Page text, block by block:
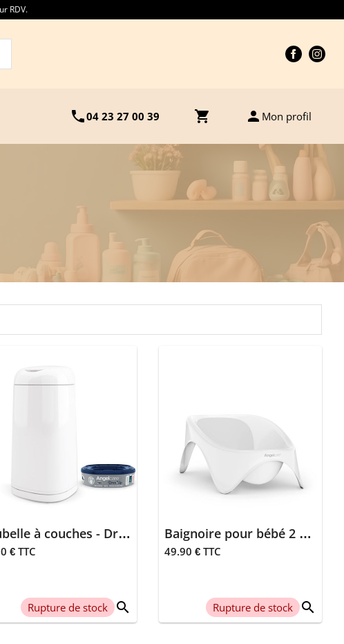
au 0423270039 ou par mail à contact@les-petits-marmots.com
phone04 23 27 00 39 shopping_cart person Mon profil
Poubelle à couches - Dress up
€ TTC
Rupture de stock search
Baignoire pour bébé 2 en 1
49.90 € TTC
Rupture de stock search